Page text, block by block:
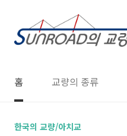
홈 교량의 종류
한국의 교량/아치교